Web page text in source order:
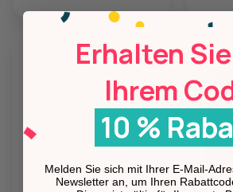
Erhalten
Ihrem
10 %
Melden Sie sich mit Ihrer E-Mail-
Newsletter an, um Ihren